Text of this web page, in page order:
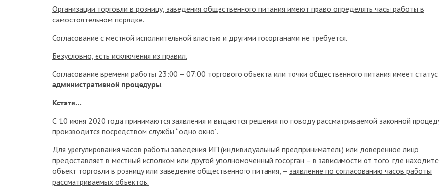
Организации торговли в розницу, заведения общественного питания имеют право определять часы работы в
самостоятельном порядке.
Согласование с местной исполнительной властью и другими госорганами не требуется.
Безусловно, есть исключения из правил.
Согласование времени работы 23:00 – 07:00 торгового объекта или точки общественного питания имеет статус
административной процедуры.
Кстати…
С 10 июня 2020 года принимаются заявления и выдаются решения по поводу рассматриваемой законной
производится посредством службы “одно окно”.
Для урегулирования часов работы заведения ИП (индивидуальный предприниматель) или доверенное лицо
предоставляет в местный исполком или другой уполномоченный госорган – в зависимости от того, где
объект торговли в розницу или заведение общественного питания, – заявление по согласованию часов работы
рассматриваемых объектов.